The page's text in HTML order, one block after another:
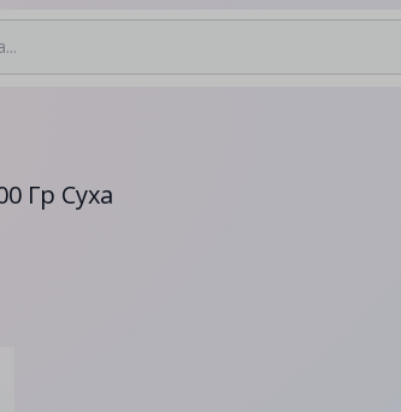
Гр Суха